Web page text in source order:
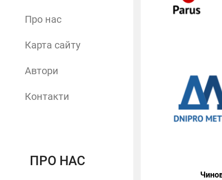
Про нас
Карта сайту
Автори
Контакти
ПРО НАС